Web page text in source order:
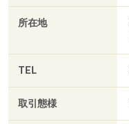
所在地
TEL
取引態様